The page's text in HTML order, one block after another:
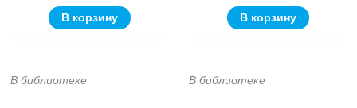
В корзину В корзину
В библиотеке В библиотеке